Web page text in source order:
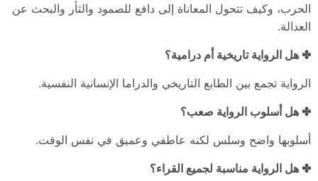
الحرب، وكيف تتحول المعاناة إلى دافع للصمود والثأر والبحث عن
العدالة.
✤ هل الرواية تاريخية أم درامية؟
الرواية تجمع بين الطابع التاريخي والدراما الإنسانية النفسية.
✤ هل أسلوب الرواية صعب؟
أسلوبها واضح وسلس لكنه عاطفي وعميق في نفس الوقت.
✤ هل الرواية مناسبة لجميع القراء؟